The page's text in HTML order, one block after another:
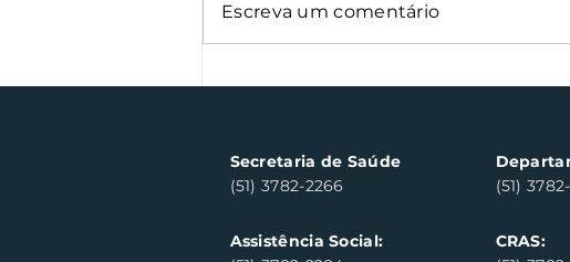
Clara do Sul
Escreva um comentário
Secretaria de Saúde
(51) 3782-2266
Assistência Social:
(51)
CRAS: